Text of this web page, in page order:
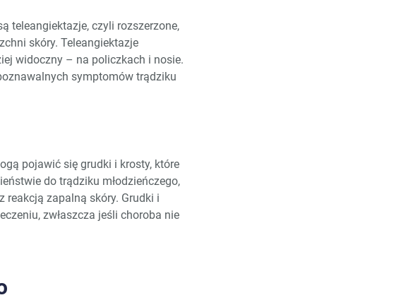
teleangiektazje, czyli rozszerzone,
skóry. Teleangiektazje
widoczny – na policzkach i nosie.
symptomów trądziku
pojawić się grudki i krosty, które
do trądziku młodzieńczego,
reakcją zapalną skóry. Grudki i
zwłaszcza jeśli choroba nie